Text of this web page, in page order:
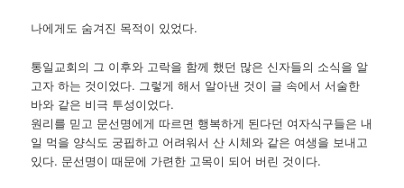
나에게도 숨겨진 목적이 있었다.
통일교회의 그 이후와 고락을 함께 했던 많은 신자들의 소식을 알
고자 하는 것이었다. 그렇게 해서 알아낸 것이 글 속에서 서술한
바와 같은 비극 투성이었다.
원리를 믿고 문선명에게 따르면 행복하게 된다던 여자식구들은 내
일 먹을 양식도 궁핍하고 어려워서 산 시체와 같은 여생을 보내고
있다. 문선명이 때문에 가련한 고목이 되어 버린 것이다.